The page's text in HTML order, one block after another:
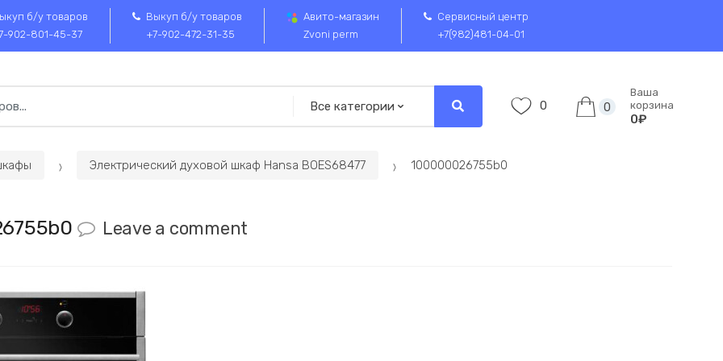
б/у товаров
902-801-45-37
Выкуп б/у товаров
+7-902-472-31-35
Авито-магазин
Zvoni perm
Сервисный центр
+7(982)481-04-01
0 0
Ваша
корзина
0₽
Электрический духовой шкаф Hansa BOES68477 100000026755b0
Leave a comment